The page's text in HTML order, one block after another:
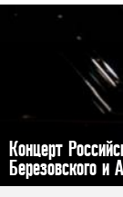
Концерт
Березовского и